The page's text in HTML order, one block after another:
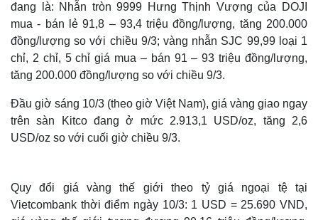
đang là: Nhẫn tròn 9999 Hưng Thịnh Vượng của DOJI
mua - bán lẻ 91,8 – 93,4 triệu đồng/lượng, tăng 200.000
đồng/lượng so với chiều 9/3; vàng nhẫn SJC 99,99 loại 1
chỉ, 2 chỉ, 5 chỉ giá mua – bán 91 – 93 triệu đồng/lượng,
tăng 200.000 đồng/lượng so với chiều 9/3.
Đầu giờ sáng 10/3 (theo giờ Việt Nam), giá vàng giao ngay
trên sàn Kitco đang ở mức 2.913,1 USD/oz, tăng 2,6
USD/oz so với cuối giờ chiều 9/3.
Quy đổi giá vàng thế giới theo tỷ giá ngoại tệ tại
Vietcombank thời điểm ngày 10/3: 1 USD = 25.690 VND,